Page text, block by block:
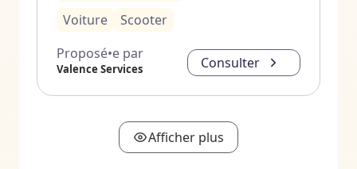
Voiture
Scooter
Proposé•e par
Valence Services Consulter
Afficher plus